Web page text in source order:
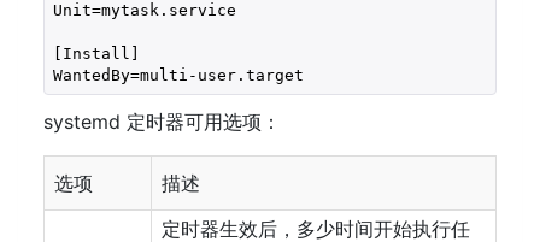
Unit=mytask.service
[Install]
WantedBy=multi-user.target
systemd 定时器可用选项：
选项 描述
定时器生效后，多少时间开始执行任